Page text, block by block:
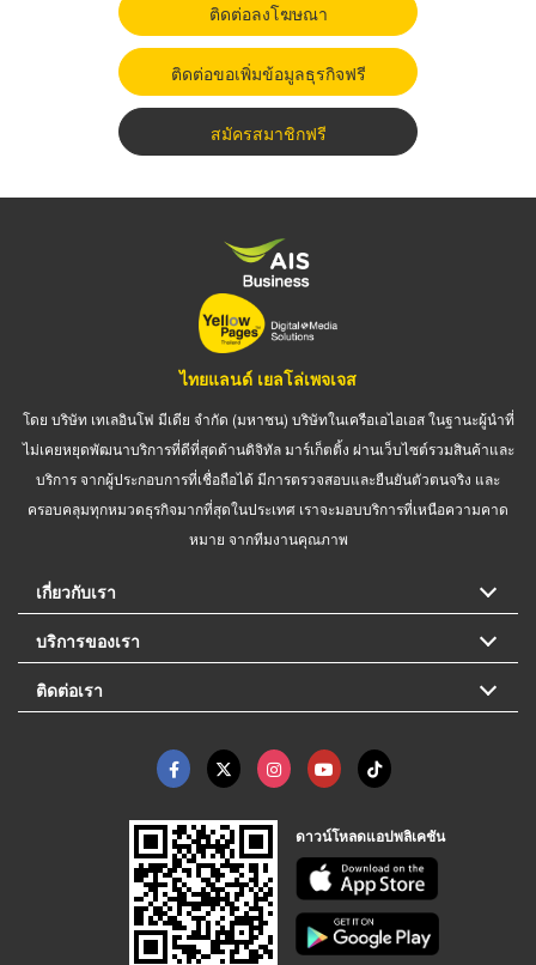
ติดต่อลงโฆษณา
ติดต่อขอเพิ่มข้อมูลธุรกิจฟรี
สมัครสมาชิกฟรี
ไทยแลนด์ เยลโล่เพจเจส
โดย บริษัท เทเลอินโฟ มีเดีย จำกัด (มหาชน) บริษัทในเครือเอไอเอส ในฐานะผู้นำที่
ไม่เคยหยุดพัฒนาบริการที่ดีที่สุดด้านดิจิทัล มาร์เก็ตติ้ง ผ่านเว็บไซต์รวมสินค้าและ
บริการ จากผู้ประกอบการที่เชื่อถือได้ มีการตรวจสอบและยืนยันตัวตนจริง และ
ครอบคลุมทุกหมวดธุรกิจมากที่สุดในประเทศ เราจะมอบบริการที่เหนือความคาด
หมาย จากทีมงานคุณภาพ
เกี่ยวกับเรา
บริการของเรา
ติดต่อเรา
ดาวน์โหลดแอปพลิเคชัน